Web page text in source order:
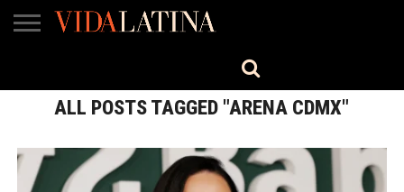
TV
ALL POSTS TAGGED "ARENA CDMX"